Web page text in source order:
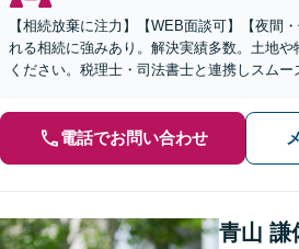
【相続放棄に注力】【WEB面談可】【夜間
れる相続に強みあり。解決実績多数。土地や
ください。税理士・司法書士と連携しスムー
電話でお問い合わせ
青山 謙